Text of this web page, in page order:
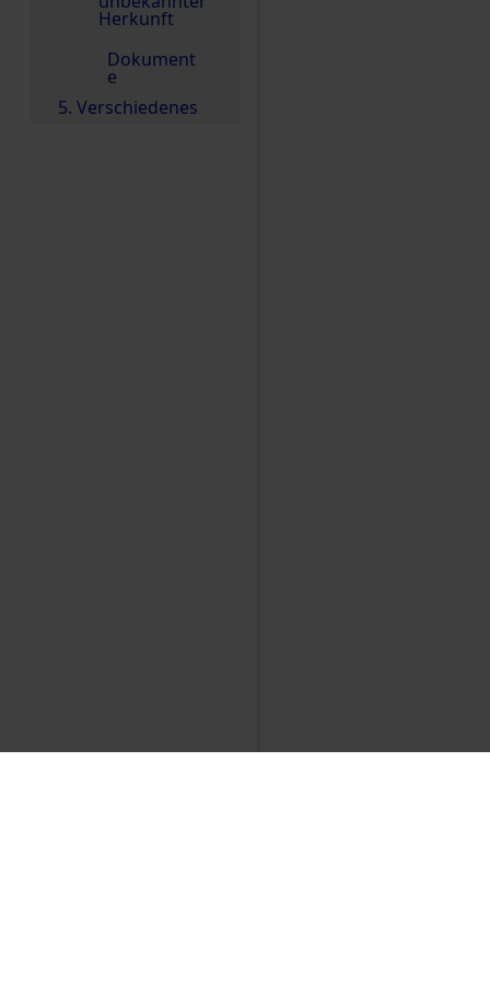
Herkunft
Dokument
e
5. Verschiedenes